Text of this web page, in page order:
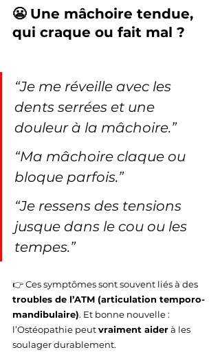
😬 Une mâchoire tendue,
qui craque ou fait mal ?
“Je me réveille avec les
dents serrées et une
douleur à la mâchoire.”
“Ma mâchoire claque ou
bloque parfois.”
“Je ressens des tensions
jusque dans le cou ou les
tempes.”
👉 Ces symptômes sont souvent liés à des
troubles de l’ATM (articulation temporo-
mandibulaire). Et bonne nouvelle :
l’Ostéopathie peut vraiment aider à les
soulager durablement.